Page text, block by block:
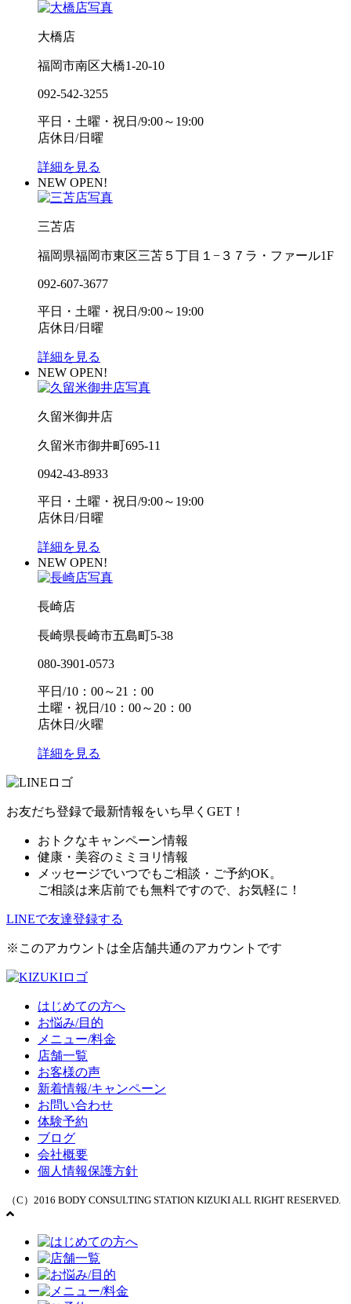
大橋店
福岡市南区大橋1-20-10
092-542-3255
平日・土曜・祝日/9:00～19:00
店休日/日曜
詳細を見る
NEW OPEN!
三苫店
福岡県福岡市東区三苫５丁目１−３７ラ・ファール1F
092-607-3677
平日・土曜・祝日/9:00～19:00
店休日/日曜
詳細を見る
NEW OPEN!
久留米御井店
久留米市御井町695-11
0942-43-8933
平日・土曜・祝日/9:00～19:00
店休日/日曜
詳細を見る
NEW OPEN!
長崎店
長崎県長崎市五島町5-38
080-3901-0573
平日/10：00～21：00
土曜・祝日/10：00～20：00
店休日/火曜
詳細を見る
お友だち登録で最新情報をいち早くGET！
おトクなキャンペーン情報
健康・美容のミミヨリ情報
メッセージでいつでもご相談・ご予約OK。
ご相談は来店前でも無料ですので、お気軽に！
LINEで友達登録する
※このアカウントは全店舗共通のアカウントです
はじめての方へ
お悩み/目的
メニュー/料金
店舗一覧
お客様の声
新着情報/キャンペーン
お問い合わせ
体験予約
ブログ
会社概要
個人情報保護方針
（C）2016 BODY CONSULTING STATION KIZUKI ALL RIGHT RESERVED.